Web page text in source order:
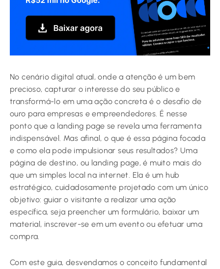
No cenário digital atual, onde a atenção é um bem
precioso, capturar o interesse do seu público e
transformá-lo em uma ação concreta é o desafio de
ouro para empresas e empreendedores. É nesse
ponto que a landing page se revela uma ferramenta
indispensável. Mas afinal, o que é essa página focada
e como ela pode impulsionar seus resultados? Uma
página de destino, ou landing page, é muito mais do
que um simples local na internet. Ela é um hub
estratégico, cuidadosamente projetado com um único
objetivo: guiar o visitante a realizar uma ação
específica, seja preencher um formulário, baixar um
material, inscrever-se em um evento ou efetuar uma
compra.
Com este guia, desvendamos o conceito fundamental